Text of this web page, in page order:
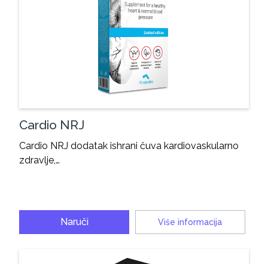
Cardio NRJ
Cardio NRJ dodatak ishrani čuva kardiovaskularno
zdravlje,…
Naruči Više informacija